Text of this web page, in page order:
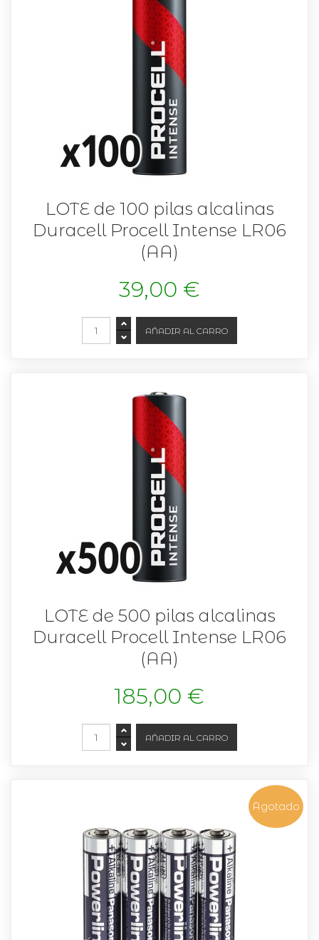
LOTE de 100 pilas alcalinas
Duracell Procell Intense LR06
(AA)
39,00 €
LOTE de 500 pilas alcalinas
Duracell Procell Intense LR06
(AA)
185,00 €
Agotado